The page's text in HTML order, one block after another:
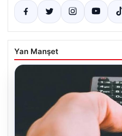
Yan Manşet